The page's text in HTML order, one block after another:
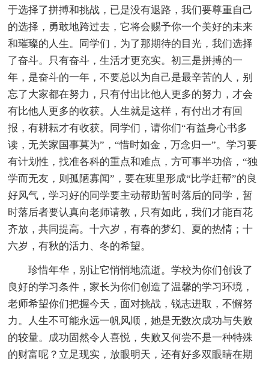
于选择了拼搏和挑战，已是没有退路，我们要尊重自己
的选择，勇敢地跨过去，它将会赐予你一个美好的未来
和璀璨的人生。同学们，为了那期待的目光，我们选择
了奋斗。只有奋斗，生活才更充实。初三是拼搏的一
年，是奋斗的一年，不要总以为自己是最辛苦的人，别
忘了大家都在努力，只有付出比他人更多的努力，才会
有比他人更多的收获。人生就是这样，有付出才有回
报，有耕耘才有收获。同学们，请你们“有益身心书多
读，无关家国事莫为”，“惜时如金，万念归一”。学习要
有计划性，找准各科的重点和难点，方可事半功倍，“独
学而无友，则孤陋寡闻”，要在班里形成“比学赶帮”的良
好风气，学习好的同学要主动帮助暂时落后的同学，暂
时落后者要认真向老师请教，只有如此，我们才能百花
齐放，共同提高。十六岁，有春的梦幻、夏的热情；十
六岁，有秋的活力、冬的希望。
珍惜年华，别让它悄悄地流逝。学校为你们创设了
良好的学习条件，家长为你们创造了温馨的学习环境，
老师希望你们把握今天，面对挑战，锐志进取，不懈努
力。人生不可能永远一帆风顺，她是无数次成功与失败
的较量。成功固然令人喜悦，失败又何尝不是一种特殊
的财富呢？立足现实，放眼明天，还有好多双眼睛在期